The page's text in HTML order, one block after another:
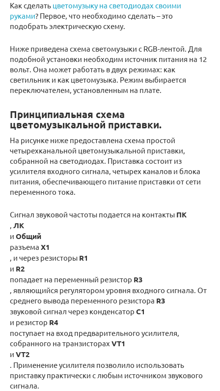
Как сделать цветомузыку на светодиодах своими
руками? Первое, что необходимо сделать – это
подобрать электрическую схему.
Ниже приведена схема светомузыки с RGB-лентой. Для
подобной установки необходим источник питания на 12
вольт. Она может работать в двух режимах: как
светильник и как цветомузыка. Режим выбирается
переключателем, установленным на плате.
Принципиальная схема
цветомузыкальной приставки.
На рисунке ниже предоставлена схема простой
четырехканальной цветомузыкальной приставки,
собранной на светодиодах. Приставка состоит из
усилителя входного сигнала, четырех каналов и блока
питания, обеспечивающего питание приставки от сети
переменного тока.
Сигнал звуковой частоты подается на контакты ПК
, ЛК
и Общий
разъема Х1
, и через резисторы R1
и R2
попадает на переменный резистор R3
, являющийся регулятором уровня входного сигнала. От
среднего вывода переменного резистора R3
звуковой сигнал через конденсатор С1
и резистор R4
поступает на вход предварительного усилителя,
собранного на транзисторах VT1
и VT2
. Применение усилителя позволило использовать
приставку практически с любым источником звукового
сигнала.